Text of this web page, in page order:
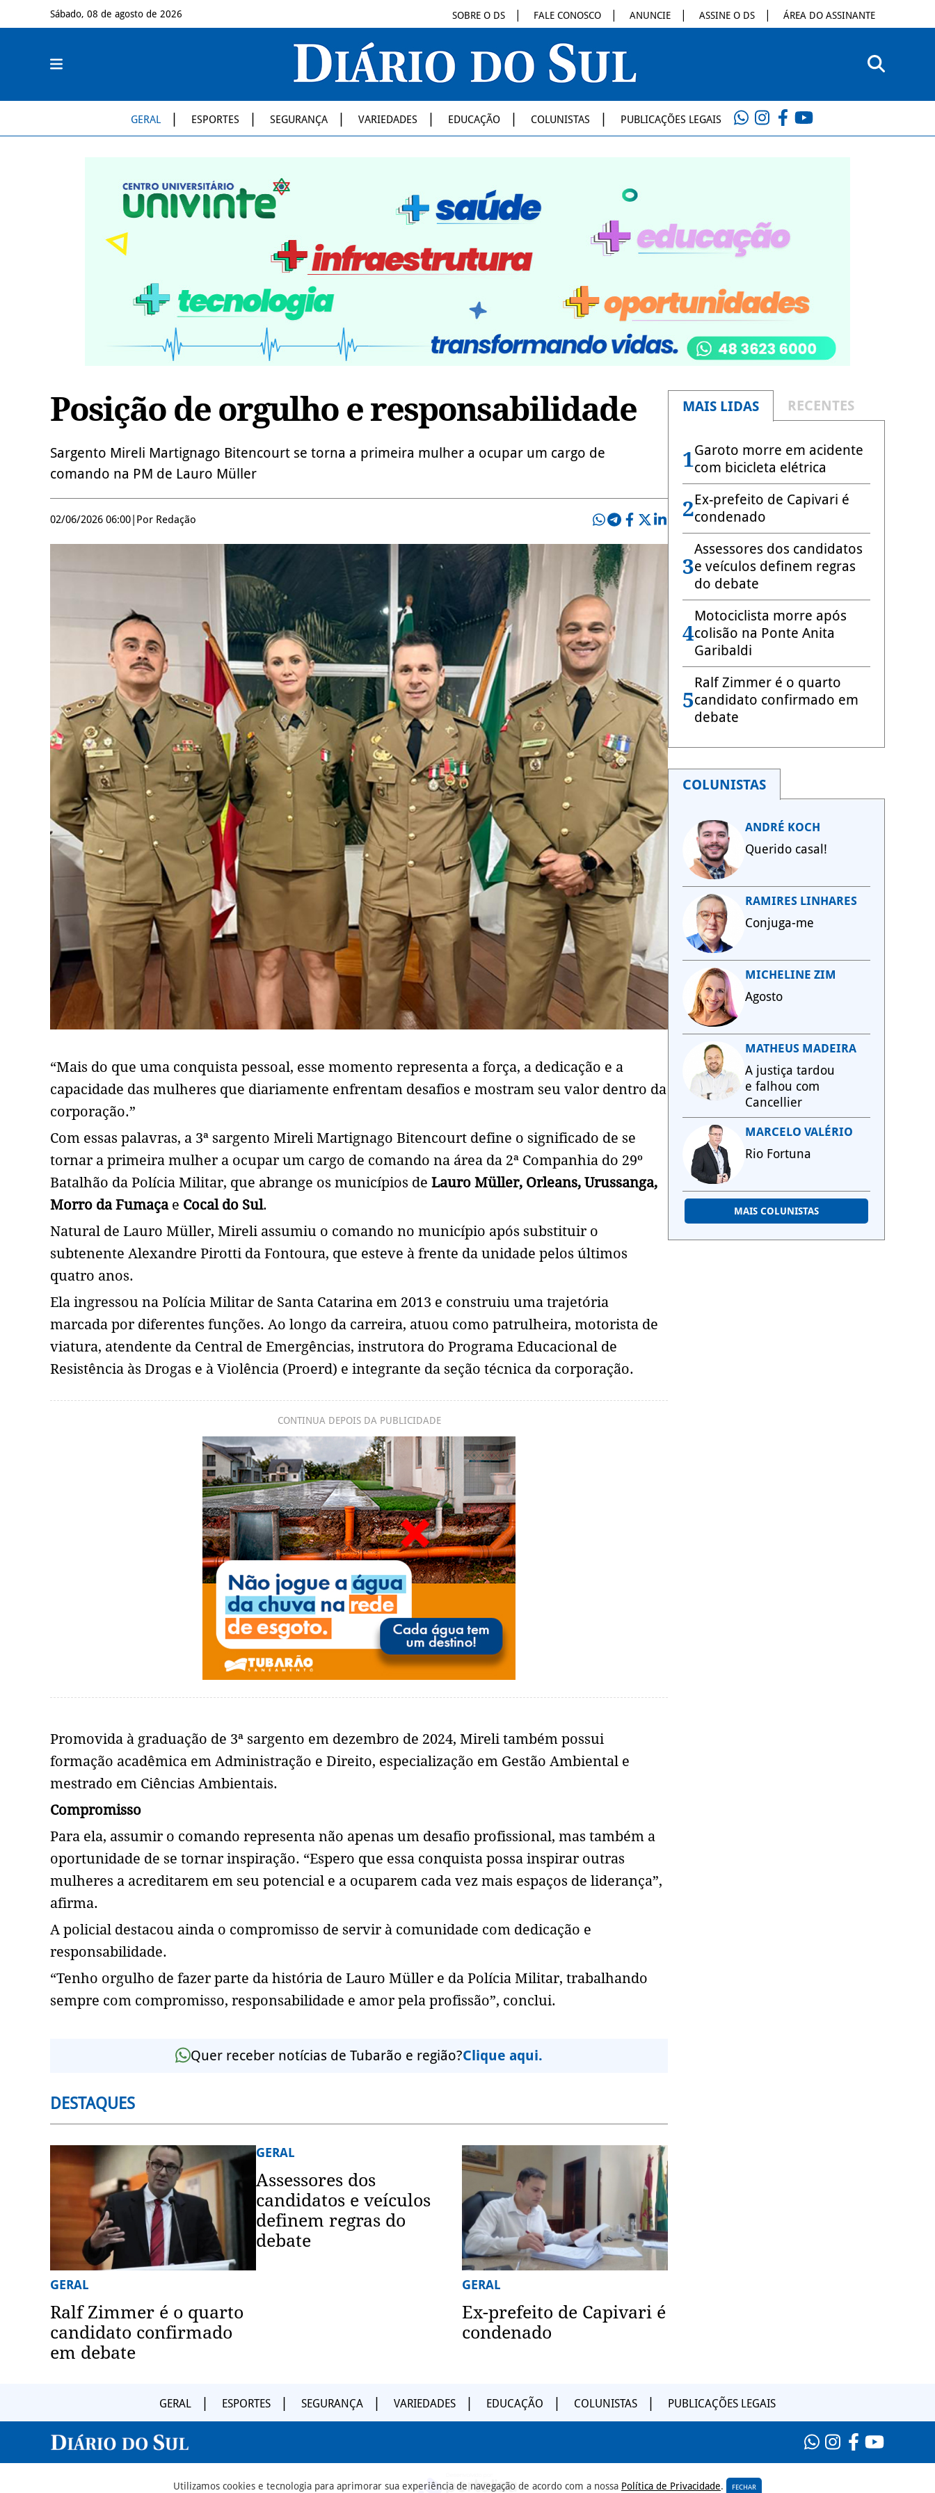
Sábado, 08 de agosto de 2026 SOBRE O DS FALE CONOSCO ANUNCIE ASSINE O DS ÁREA DO ASSINANTE
GERAL ESPORTES SEGURANÇA VARIEDADES EDUCAÇÃO COLUNISTAS PUBLICAÇÕES LEGAIS
Posição de orgulho e responsabilidade
Sargento Mireli Martignago Bitencourt se torna a primeira mulher a ocupar um cargo de
comando na PM de Lauro Müller
02/06/2026 06:00 Por Redação
“Mais do que uma conquista pessoal, esse momento representa a força, a dedicação e a
capacidade das mulheres que diariamente enfrentam desafios e mostram seu valor dentro da
corporação.”
Com essas palavras, a 3ª sargento Mireli Martignago Bitencourt define o significado de se
tornar a primeira mulher a ocupar um cargo de comando na área da 2ª Companhia do 29º
Batalhão da Polícia Militar, que abrange os municípios de Lauro Müller, Orleans, Urussanga,
Morro da Fumaça e Cocal do Sul.
Natural de Lauro Müller, Mireli assumiu o comando no município após substituir o
subtenente Alexandre Pirotti da Fontoura, que esteve à frente da unidade pelos últimos
quatro anos.
Ela ingressou na Polícia Militar de Santa Catarina em 2013 e construiu uma trajetória
marcada por diferentes funções. Ao longo da carreira, atuou como patrulheira, motorista de
viatura, atendente da Central de Emergências, instrutora do Programa Educacional de
Resistência às Drogas e à Violência (Proerd) e integrante da seção técnica da corporação.
CONTINUA DEPOIS DA PUBLICIDADE
Promovida à graduação de 3ª sargento em dezembro de 2024, Mireli também possui
formação acadêmica em Administração e Direito, especialização em Gestão Ambiental e
mestrado em Ciências Ambientais.
Compromisso
Para ela, assumir o comando representa não apenas um desafio profissional, mas também a
oportunidade de se tornar inspiração. “Espero que essa conquista possa inspirar outras
mulheres a acreditarem em seu potencial e a ocuparem cada vez mais espaços de liderança”,
afirma.
A policial destacou ainda o compromisso de servir à comunidade com dedicação e
responsabilidade.
“Tenho orgulho de fazer parte da história de Lauro Müller e da Polícia Militar, trabalhando
sempre com compromisso, responsabilidade e amor pela profissão”, conclui.
Quer receber notícias de Tubarão e região?Clique aqui.
DESTAQUES
GERAL
Ralf Zimmer é o quarto
candidato confirmado
em debate
GERAL
Assessores dos
candidatos e veículos
definem regras do
debate
GERAL
Ex-prefeito de Capivari é
condenado
MAIS LIDAS RECENTES
1Garoto morre em acidente
com bicicleta elétrica
2Ex-prefeito de Capivari é
condenado
3
Assessores dos candidatos
e veículos definem regras
do debate
4
Motociclista morre após
colisão na Ponte Anita
Garibaldi
5
Ralf Zimmer é o quarto
candidato confirmado em
debate
COLUNISTAS
ANDRÉ KOCH
Querido casal!
RAMIRES LINHARES
Conjuga-me
MICHELINE ZIM
Agosto
MATHEUS MADEIRA
A justiça tardou
e falhou com
Cancellier
MARCELO VALÉRIO
Rio Fortuna
MAIS COLUNISTAS
GERAL ESPORTES SEGURANÇA VARIEDADES EDUCAÇÃO COLUNISTAS PUBLICAÇÕES LEGAIS
Utilizamos cookies e tecnologia para aprimorar sua experiência de navegação de acordo com a nossa Política de Privacidade. FECHAR